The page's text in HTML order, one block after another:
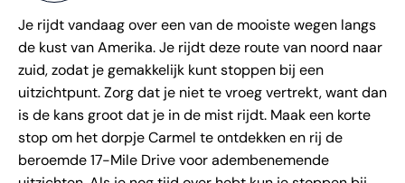
Je rijdt vandaag over een van de mooiste wegen langs
de kust van Amerika. Je rijdt deze route van noord naar
zuid, zodat je gemakkelijk kunt stoppen bij een
uitzichtpunt. Zorg dat je niet te vroeg vertrekt, want dan
is de kans groot dat je in de mist rijdt. Maak een korte
stop om het dorpje Carmel te ontdekken en rij de
beroemde 17-Mile Drive voor adembenemende